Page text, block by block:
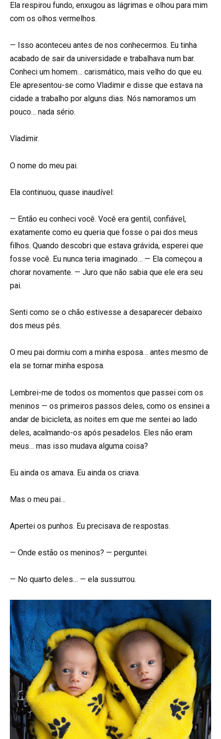
Ela respirou fundo, enxugou as lágrimas e olhou para mim
com os olhos vermelhos.
— Isso aconteceu antes de nos conhecermos. Eu tinha
acabado de sair da universidade e trabalhava num bar.
Conheci um homem… carismático, mais velho do que eu.
Ele apresentou-se como Vladimir e disse que estava na
cidade a trabalho por alguns dias. Nós namoramos um
pouco… nada sério.
Vladimir.
O nome do meu pai.
Ela continuou, quase inaudível:
— Então eu conheci você. Você era gentil, confiável,
exatamente como eu queria que fosse o pai dos meus
filhos. Quando descobri que estava grávida, esperei que
fosse você. Eu nunca teria imaginado… — Ela começou a
chorar novamente. — Juro que não sabia que ele era seu
pai.
Senti como se o chão estivesse a desaparecer debaixo
dos meus pés.
O meu pai dormiu com a minha esposa… antes mesmo de
ela se tornar minha esposa.
Lembrei-me de todos os momentos que passei com os
meninos — os primeiros passos deles, como os ensinei a
andar de bicicleta, as noites em que me sentei ao lado
deles, acalmando-os após pesadelos. Eles não eram
meus… mas isso mudava alguma coisa?
Eu ainda os amava. Eu ainda os criava.
Mas o meu pai…
Apertei os punhos. Eu precisava de respostas.
— Onde estão os meninos? — perguntei.
— No quarto deles… — ela sussurrou.